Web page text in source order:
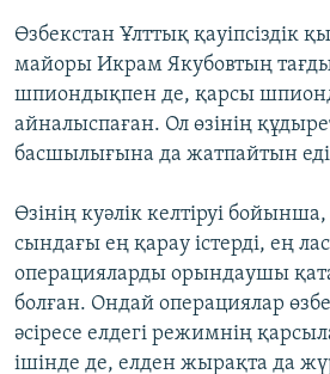
Өзбекстан Ұлттық қауіпсіздік
майоры Икрам Якубовтың
шпиондықпен де, қарсы
айналыспаған. Ол өзінің
басшылығына да жатпайтын
Өзінің куәлік келтіруі
сындағы ең қарау істерді, ең
операцияларды орындаушы
болған. Ондай операциялар
әсіресе елдегі режимнің
ішінде де, елден жырақта да